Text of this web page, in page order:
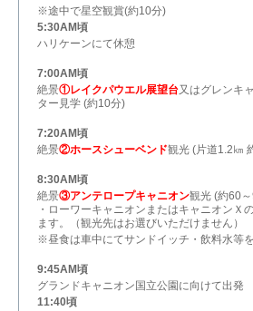
※途中で星空観賞(約10分)
5:30AM頃
ハリケーンにて休憩
7:00AM頃
絶景①レイクパウエル展望台又はグレンキ
ター見学 (約10分)
7:20AM頃
絶景②ホースシューベンド観光 (片道1.2㎞
8:30AM頃
絶景③アンテロープキャニオン観光 (約60
・ローワーキャニオンまたはキャニオンＸ
ます。（観光先はお選びいただけません）
※昼食は車中にてサンドイッチ・飲料水等を
9:45AM頃
グランドキャニオン国立公園に向けて出発
11:40頃